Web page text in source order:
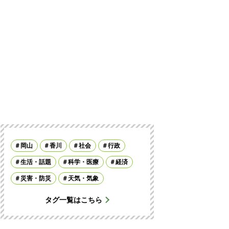
岡山 香川 社会 行政
生活・話題 科学・医療 経済
災害・防災 天気・気象
タグ一覧はこちら